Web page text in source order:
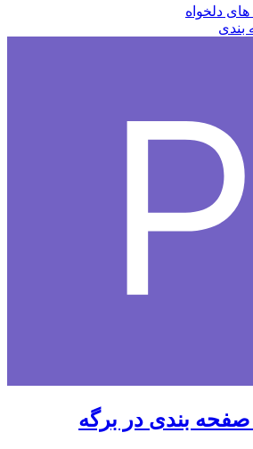
های دلخواه
بندی
بندی در برگه